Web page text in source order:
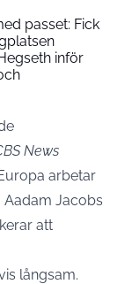
passet: Fick
inför
News
arbetar
Aadam Jacobs
att
långsam.